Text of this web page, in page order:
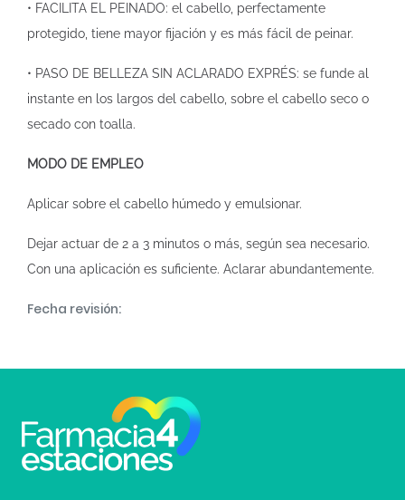
• FACILITA EL PEINADO: el cabello, perfectamente
protegido, tiene mayor fijación y es más fácil de peinar.
• PASO DE BELLEZA SIN ACLARADO EXPRÉS: se funde al
instante en los largos del cabello, sobre el cabello seco o
secado con toalla.
MODO DE EMPLEO
Aplicar sobre el cabello húmedo y emulsionar.
Dejar actuar de 2 a 3 minutos o más, según sea necesario.
Con una aplicación es suficiente. Aclarar abundantemente.
Fecha revisión: